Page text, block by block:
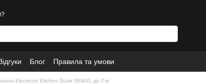
Блог Правила та умови
Electronic Kitchen Scale SF400, до 7 кг